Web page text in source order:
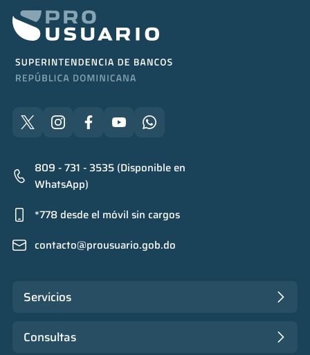
809 - 731 - 3535 (Disponible en
WhatsApp)
*778 desde el móvil sin cargos
contacto@prousuario.gob.do
Servicios
Consultas